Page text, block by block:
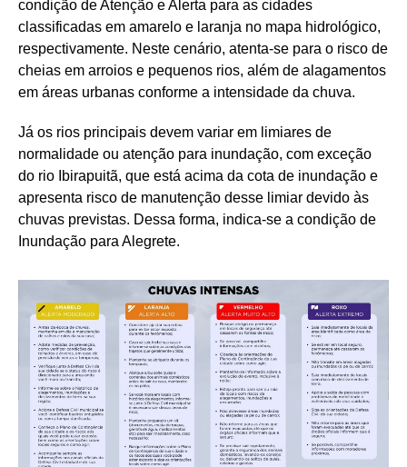
condição de Atenção e Alerta para as cidades
classificadas em amarelo e laranja no mapa hidrológico,
respectivamente. Neste cenário, atenta-se para o risco de
cheias em arroios e pequenos rios, além de alagamentos
em áreas urbanas conforme a intensidade da chuva.
Já os rios principais devem variar em limiares de
normalidade ou atenção para inundação, com exceção
do rio Ibirapuitã, que está acima da cota de inundação e
apresenta risco de manutenção desse limiar devido às
chuvas previstas. Dessa forma, indica-se a condição de
Inundação para Alegrete.